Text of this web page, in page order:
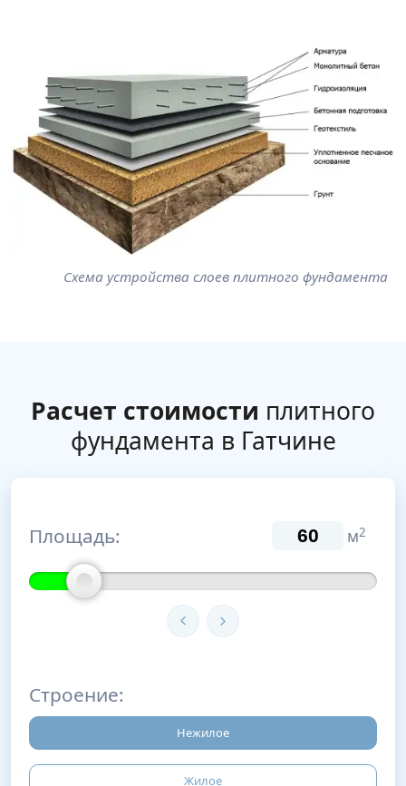
Схема устройства слоев плитного фундамента
Расчет стоимости плитного
фундамента в Гатчине
Площадь: м2
Строение:
Нежилое
Жилое